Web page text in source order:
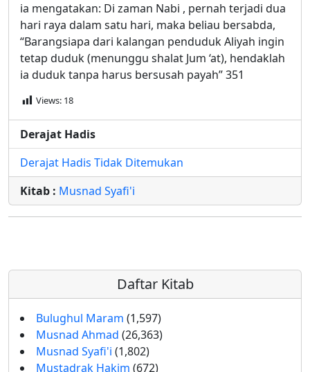
ia mengatakan: Di zaman Nabi , pernah terjadi dua
hari raya dalam satu hari, maka beliau bersabda,
“Barangsiapa dari kalangan penduduk Aliyah ingin
tetap duduk (menunggu shalat Jum ‘at), hendaklah
ia duduk tanpa harus bersusah payah” 351
Views: 18
Derajat Hadis
Derajat Hadis Tidak Ditemukan
Kitab : Musnad Syafi'i
Daftar Kitab
Bulughul Maram (1,597)
Musnad Ahmad (26,363)
Musnad Syafi'i (1,802)
Mustadrak Hakim (672)